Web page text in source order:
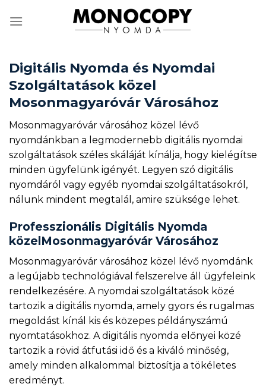
Digitális Nyomda és Nyomdai
Szolgáltatások közel
Mosonmagyaróvár Városához
Mosonmagyaróvár városához közel lévő
nyomdánkban a legmodernebb digitális nyomdai
szolgáltatások széles skáláját kínálja, hogy kielégítse
minden ügyfelünk igényét. Legyen szó digitális
nyomdáról vagy egyéb nyomdai szolgáltatásokról,
nálunk mindent megtalál, amire szüksége lehet.
Professzionális Digitális Nyomda
közelMosonmagyaróvár Városához
Mosonmagyaróvár városához közel lévő nyomdánk
a legújabb technológiával felszerelve áll ügyfeleink
rendelkezésére. A nyomdai szolgáltatások közé
tartozik a digitális nyomda, amely gyors és rugalmas
megoldást kínál kis és közepes példányszámú
nyomtatásokhoz. A digitális nyomda előnyei közé
tartozik a rövid átfutási idő és a kiváló minőség,
amely minden alkalommal biztosítja a tökéletes
eredményt.